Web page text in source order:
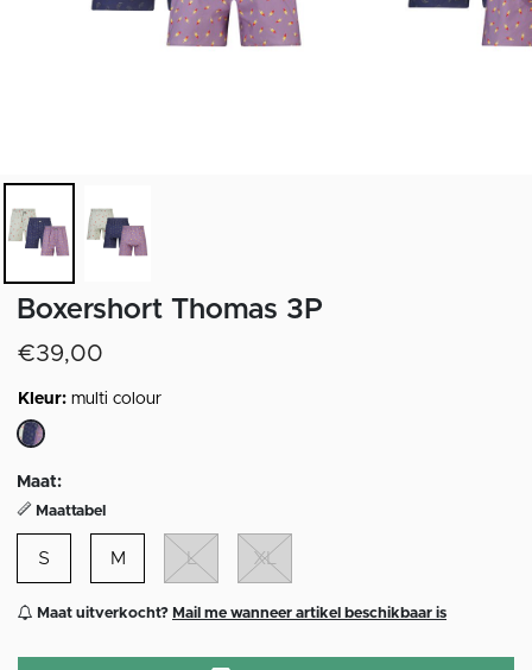
Boxershort Thomas 3P
€39,00
Kleur: multi colour
Maat:
Maattabel
S M L XL
Maat uitverkocht? Mail me wanneer artikel beschikbaar is